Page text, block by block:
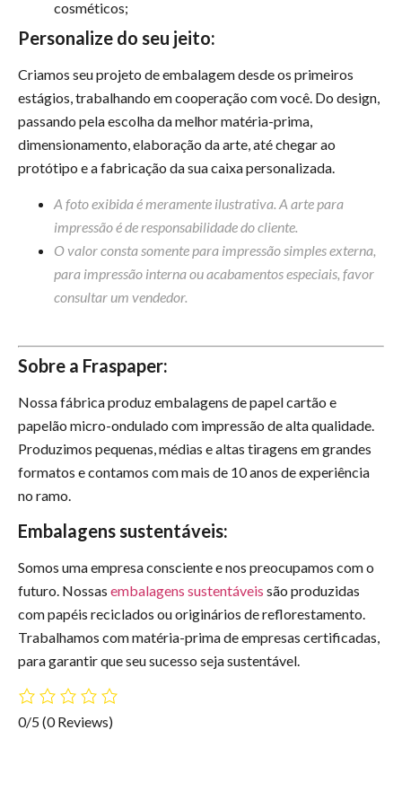
cosméticos;
Personalize do seu jeito:
Criamos seu projeto de embalagem desde os primeiros
estágios, trabalhando em cooperação com você. Do design,
passando pela escolha da melhor matéria-prima,
dimensionamento, elaboração da arte, até chegar ao
protótipo e a fabricação da sua caixa personalizada.
A foto exibida é meramente ilustrativa. A arte para
impressão é de responsabilidade do cliente.
O valor consta somente para impressão simples externa,
para impressão interna ou acabamentos especiais, favor
consultar um vendedor.
Sobre a Fraspaper:
Nossa fábrica produz embalagens de papel cartão e
papelão micro-ondulado com impressão de alta qualidade.
Produzimos pequenas, médias e altas tiragens em grandes
formatos e contamos com mais de 10 anos de experiência
no ramo.
Embalagens sustentáveis:
Somos uma empresa consciente e nos preocupamos com o
futuro. Nossas embalagens sustentáveis são produzidas
com papéis reciclados ou originários de reflorestamento.
Trabalhamos com matéria-prima de empresas certificadas,
para garantir que seu sucesso seja sustentável.
0/5(0 Reviews)